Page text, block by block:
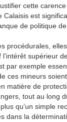
cette carence
Calaisis est
de politique
procédurales,
supérieur
par exemple
ces mineurs
matière de
tout au long
qu’un simple
dans la